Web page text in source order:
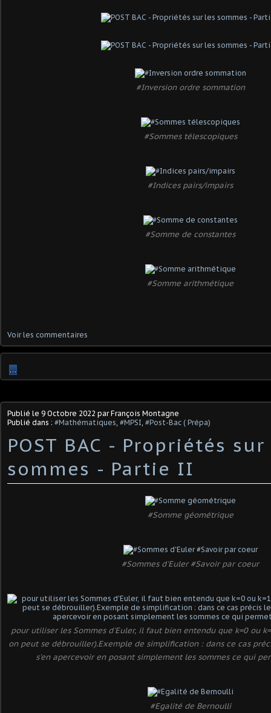
#Inversion ordre sommation
#Sommes télescopiques
#Indices pairs/impairs
#Somme de constantes
#Somme arithmétique
Voir les commentaires
…
Publié le 9 Octobre 2022 par François Montagne
Publié dans : #Mathématiques #MPSI #Post-Bac ( Prépa)
POST BAC - Propriétés
sommes - Partie II
#Somme géométrique
#Sommes d'Euler #Savoir par coeur
pour utiliser les Sommes d'Euler, il faut bien entendu que k=0 ou
on peut se débrouiller).Exemple de simplification : dans ce cas
s'en apercevoir en posant simplement les sommes ce qui
#Egalité de Bernoulli